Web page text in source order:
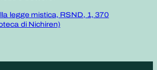
legge mistica, RSND, 1, 370
di Nichiren)